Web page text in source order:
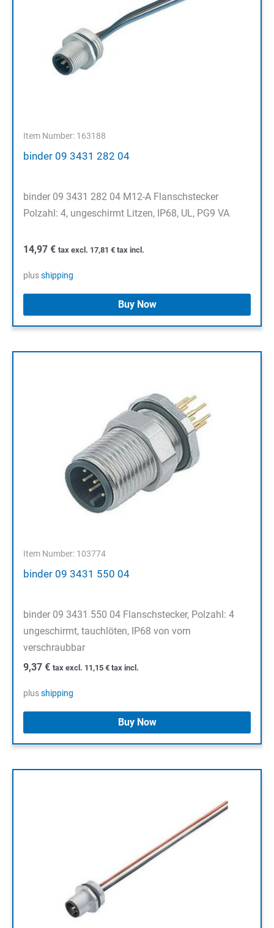
Item Number: 163188
binder 09 3431 282 04
binder 09 3431 282 04 M12-A Flanschstecker
Polzahl: 4, ungeschirmt Litzen, IP68, UL, PG9 VA
14,97 € tax excl. 17,81 € tax incl.
plusshipping
Buy Now
Item Number: 103774
binder 09 3431 550 04
binder 09 3431 550 04 Flanschstecker, Polzahl: 4
ungeschirmt, tauchlöten, IP68 von vorn
verschraubbar
9,37 € tax excl. 11,15 € tax incl.
plusshipping
Buy Now